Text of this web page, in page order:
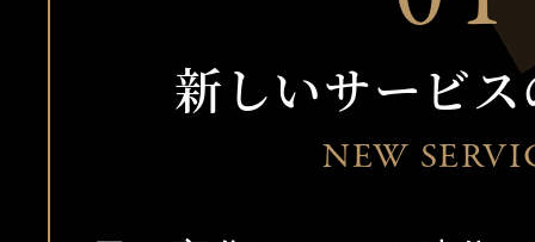
新しいサービ
NEW